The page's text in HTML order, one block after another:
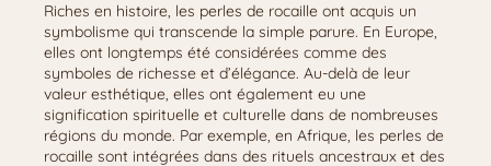
Riches en histoire, les perles de rocaille ont acquis un
symbolisme qui transcende la simple parure. En Europe,
elles ont longtemps été considérées comme des
symboles de richesse et d’élégance. Au-delà de leur
valeur esthétique, elles ont également eu une
signification spirituelle et culturelle dans de nombreuses
régions du monde. Par exemple, en Afrique, les perles de
rocaille sont intégrées dans des rituels ancestraux et des